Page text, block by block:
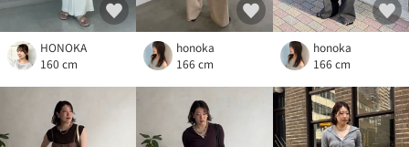
HONOKA
160 cm
honoka
166 cm
honoka
166 cm